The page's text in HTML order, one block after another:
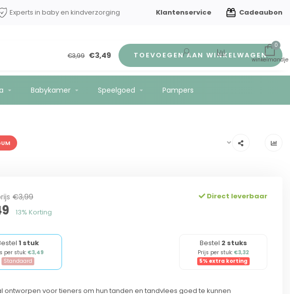
Experts in baby en kindverzorging Gratis verzending vanaf €75
Klantenservice Cadeaubon
0
Babykamer Speelgoed Pampers
€3,99 €3,49 TOEVOEGEN AAN WINKELWAGEN
€3,99
13% Korting
Direct leverbaar
1 stuk
per stuk:€3,49
Standaard
Bestel 2 stuks
Prijs per stuk: €3,32
5% extra korting
ontworpen voor tieners om hun tanden en tandvlees goed te kunnen